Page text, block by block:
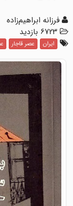
فرزانه ابراهیم‌زاده
6723 بازدید
ایران عصر قاجار